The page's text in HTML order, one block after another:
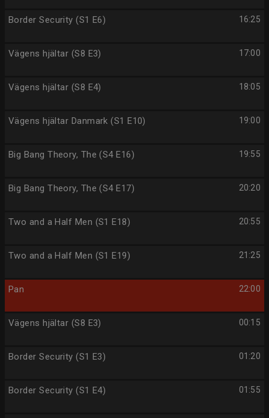
16:25
Border Security (S1 E6)
17:00
Vägens hjältar (S8 E3)
18:05
Vägens hjältar (S8 E4)
19:00
Vägens hjältar Danmark (S1 E10)
19:55
Big Bang Theory, The (S4 E16)
20:20
Big Bang Theory, The (S4 E17)
20:55
Two and a Half Men (S1 E18)
21:25
Two and a Half Men (S1 E19)
22:00
Pan
00:15
Vägens hjältar (S8 E3)
01:20
Border Security (S1 E3)
01:55
Border Security (S1 E4)